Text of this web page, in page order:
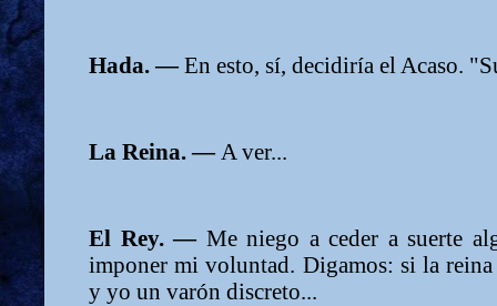
Hada. —En esto, sí, decidiría el Acaso.
La Reina. — A ver...
El Rey. — Me niego a ceder a suerte
imponer mi voluntad. Digamos: si la reina
y yo un varón discreto...